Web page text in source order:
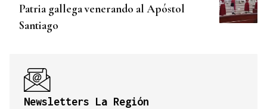
Patria gallega venerando al Apóstol
Santiago
Newsletters La Región